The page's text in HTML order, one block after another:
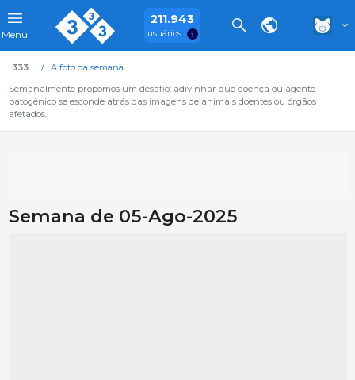
Menu
211.943
usuários
333
A foto da semana
Semanalmente propomos um desafio: adivinhar que doença ou agente
patogênico se esconde atrás das imagens de animais doentes ou órgãos
afetados.
Semana de 05-Ago-2025